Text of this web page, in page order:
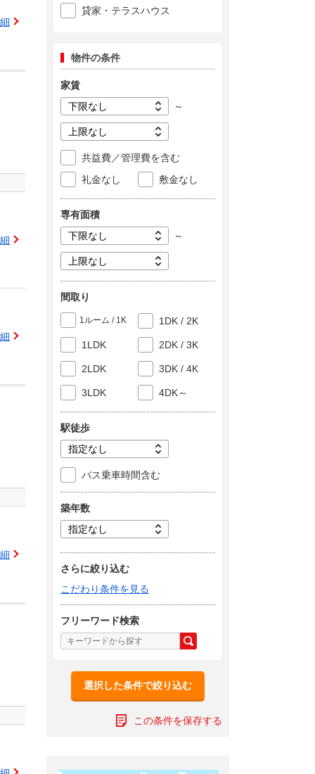
貸家・テラスハウス
物件の条件
家賃
～
共益費／管理費を含む
礼金なし
敷金なし
専有面積
～
間取り
1ルーム / 1K 1DK / 2K
1LDK 2DK / 3K
2LDK 3DK / 4K
3LDK 4DK～
駅徒歩
バス乗車時間含む
築年数
さらに絞り込む
こだわり条件を見る
フリーワード検索
選択した条件で絞り込む
この条件を保存する